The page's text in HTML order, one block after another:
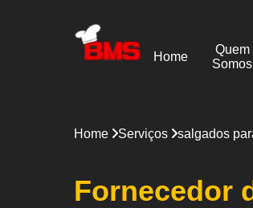
Home
Quem
Somos
Home Serviços salgados
Fornecedor